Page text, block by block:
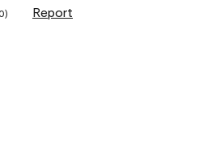
0) Report